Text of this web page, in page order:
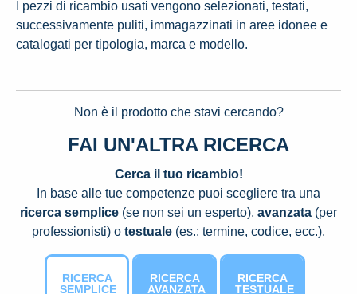
I pezzi di ricambio usati vengono selezionati, testati,
successivamente puliti, immagazzinati in aree idonee e
catalogati per tipologia, marca e modello.
Non è il prodotto che stavi cercando?
FAI UN'ALTRA RICERCA
Cerca il tuo ricambio!
In base alle tue competenze puoi scegliere tra una
ricerca semplice (se non sei un esperto), avanzata (per
professionisti) o testuale (es.: termine, codice, ecc.).
RICERCA
SEMPLICE
RICERCA
AVANZATA
RICERCA
TESTUALE